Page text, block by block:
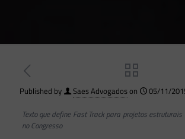
Published by Saes Advogadoson
05/11/
Texto que define Fast Track para projetos
no Congresso